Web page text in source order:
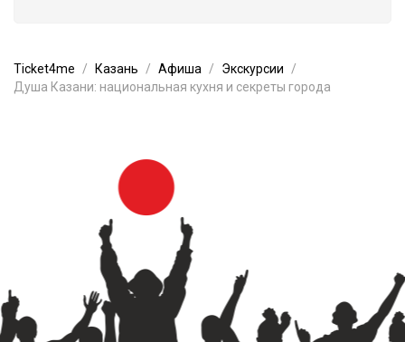
Ticket4me Казань Афиша
Экскурсии
Душа Казани: национальная кухня и секреты города